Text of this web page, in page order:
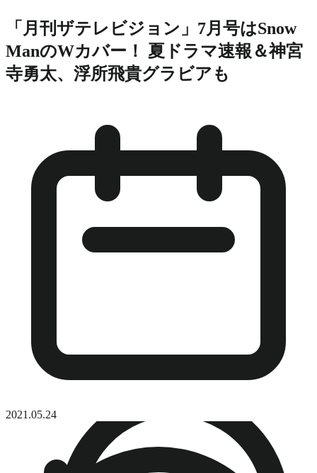
「月刊ザテレビジョン」7月号はSnow
ManのWカバー！ 夏ドラマ速報＆神宮
寺勇太、浮所飛貴グラビアも
2021.05.24